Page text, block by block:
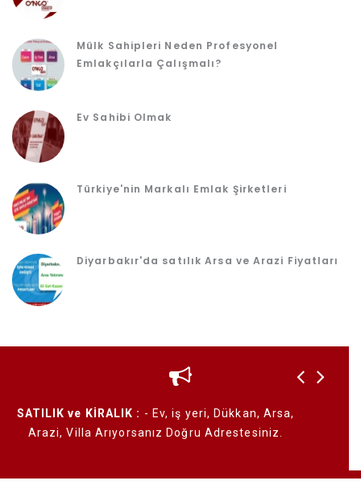
Mülk Sahipleri Neden Profesyonel
Emlakçılarla Çalışmalı?
Ev Sahibi Olmak
Türkiye'nin Markalı Emlak Şirketleri
Diyarbakır'da satılık Arsa ve Arazi Fiyatları
Arsa,
Emlak Franchise - Çalışan Değil İşveren Ol!